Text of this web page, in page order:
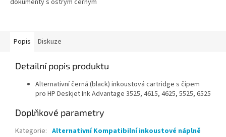
Popis
Diskuze
Detailní popis produktu
Alternativní černá (black) inkoustová cartridge s čipem
pro HP Deskjet Ink Advantage 3525, 4615, 4625, 5525, 6525
Doplňkové parametry
Kategorie: Alternativní Kompatibilní inkoustové náplně